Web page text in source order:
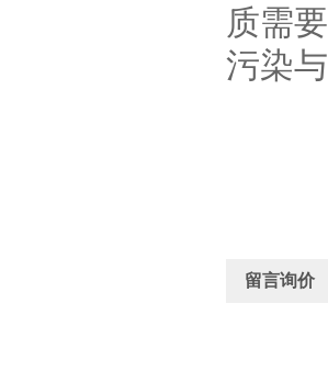
质需
污染
留言询价